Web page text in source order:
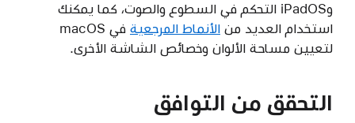
وiPadOS التحكم في السطوع والصوت، كما يمكنك
استخدام العديد من الأنماط المرجعية
في macOS
لتعيين مساحة الألوان وخصائص الشاشة الأخرى.
التحقق من التوافق